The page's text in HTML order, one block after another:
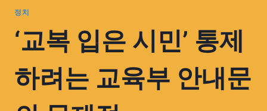
정치
‘교복 입은 시민’ 통제
하려는 교육부 안내문